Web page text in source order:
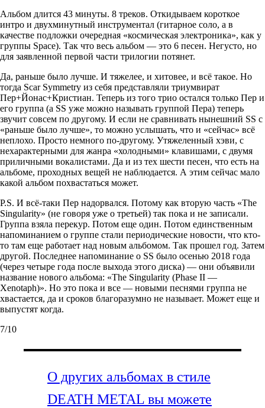
Альбом длится 43 минуты. 8 треков. Откидываем короткое
интро и двухминутный инструментал (гитарное соло, а в
качестве подложки очередная «космическая электроника», как у
группы Space). Так что весь альбом — это 6 песен. Негусто, но
для заявленной первой части трилогии потянет.
Да, раньше было лучше. И тяжелее, и хитовее, и всё такое. Но
тогда Scar Symmetry из себя представляли триумвират
Пер+Йонас+Кристиан. Теперь из того трио остался только Пер и
его группа (а SS уже можно называть группой Пера) теперь
звучит совсем по другому. И если не сравнивать нынешний SS с
«раньше было лучше», то можно услышать, что и «сейчас» всё
неплохо. Просто немного по-другому. Утяжеленный хэви, с
нехарактерными для жанра «холодными» клавишами, с двумя
приличными вокалистами. Да и из тех шести песен, что есть на
альбоме, проходных вещей не наблюдается. А этим сейчас мало
какой альбом похвастаться может.
P.S. И всё-таки Пер надорвался. Потому как вторую часть «The
Singularity» (не говоря уже о третьей) так пока и не записали.
Группа взяла перекур. Потом еще один. Потом единственным
напоминанием о группе стали периодические новости, что кто-
то там еще работает над новым альбомом. Так прошел год. Затем
другой. Последнее напоминание о SS было осенью 2018 года
(через четыре года после выхода этого диска) — они объявили
название нового альбома: «The Singularity (Phase II —
Xenotaph)». Но это пока и все — новыми песнями группа не
хвастается, да и сроков благоразумно не называет. Может еще и
выпустят когда.
7/10
О других альбомах в стиле
DEATH METAL вы можете